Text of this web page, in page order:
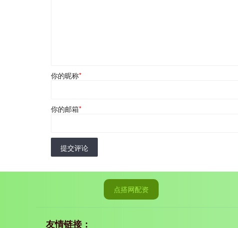
你的昵称*
你的邮箱*
提交评论
点搭网配资
友情链接：